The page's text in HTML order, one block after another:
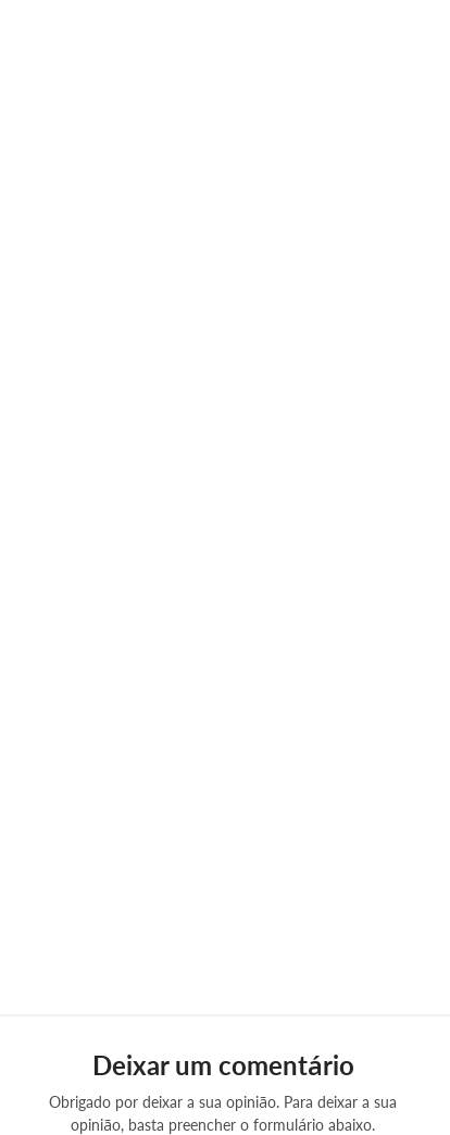
Deixar um comentário
Obrigado por deixar a sua opinião. Para deixar a sua
opinião, basta preencher o formulário abaixo.